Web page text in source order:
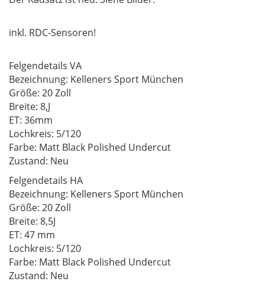
inkl. RDC-Sensoren!
Felgendetails VA
Bezeichnung: Kelleners Sport München
Größe: 20 Zoll
Breite: 8,J
ET: 36mm
Lochkreis: 5/120
Farbe: Matt Black Polished Undercut
Zustand: Neu
Felgendetails HA
Bezeichnung: Kelleners Sport München
Größe: 20 Zoll
Breite: 8,5J
ET: 47 mm
Lochkreis: 5/120
Farbe: Matt Black Polished Undercut
Zustand: Neu